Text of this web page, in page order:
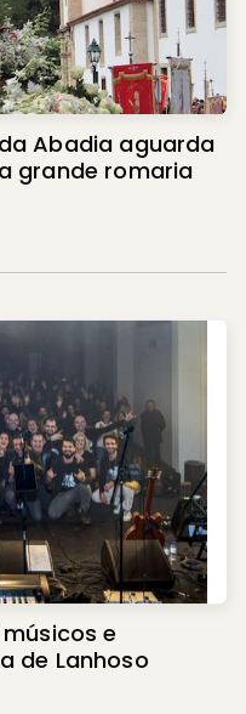
Abadia aguarda
grande romaria
e
de Lanhoso